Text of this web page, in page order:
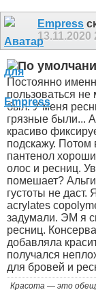
Empress
13.11.2020
Постоянно
пользоваться не
был. У меня
грязные были...
красиво
подскажу. Потом
пантенол
олос и ресниц.
помешает?
густоты не даст.
acrylates
задумали. ЭМ я
ресниц.
добавляла
получался
для бровей и
Красота — это